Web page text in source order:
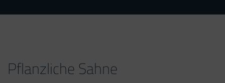
Pflanzliche Sahne